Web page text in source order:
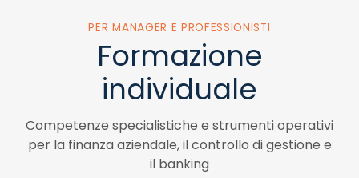
PER MANAGER E PROFESSIONISTI
Formazione
individuale
Competenze specialistiche e strumenti operativi
per la finanza aziendale, il controllo di gestione e
il banking